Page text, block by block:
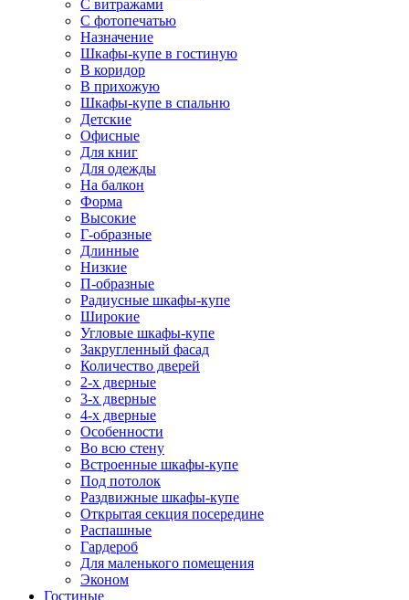
С витражами
С фотопечатью
Назначение
Шкафы-купе в гостиную
В коридор
В прихожую
Шкафы-купе в спальню
Детские
Офисные
Для книг
Для одежды
На балкон
Форма
Высокие
Г-образные
Длинные
Низкие
П-образные
Радиусные шкафы-купе
Широкие
Угловые шкафы-купе
Закругленный фасад
Количество дверей
2-х дверные
3-х дверные
4-х дверные
Особенности
Во всю стену
Встроенные шкафы-купе
Под потолок
Раздвижные шкафы-купе
Открытая секция посередине
Распашные
Гардероб
Для маленького помещения
Эконом
Гостиные